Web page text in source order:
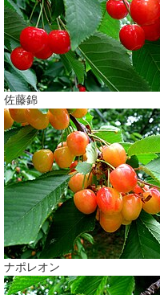
佐藤錦
ナポレオン